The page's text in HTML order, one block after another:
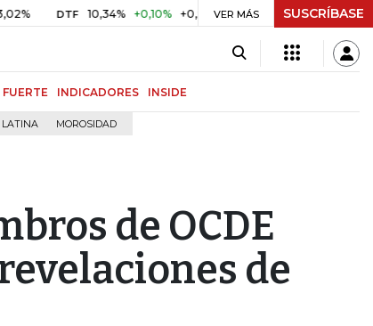
DTF 10,34% +0,10% +0,98% UVR $ 416,86 +$ 0,05 +0,01%
VER MÁS SUSCRÍBASE
FUERTE INDICADORES INSIDE
LATINA MOROSIDAD
de OCDE
de